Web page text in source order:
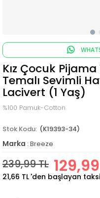
Kız Çocuk
Temalı Sevimli
Lacivert (1 Yaş)
%100 Pamuk-Cotton
(K19393-34)
Marka : Breeze
239,99 TL
21,66 TL 'den başlayan